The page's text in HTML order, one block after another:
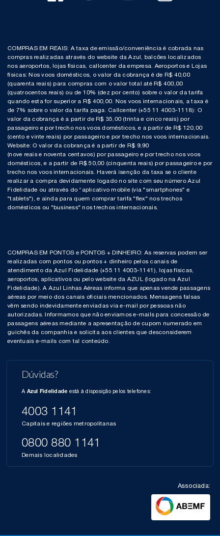
COMPRAS EM REAIS: A taxa de emissão/conveniência é cobrada nas
compras realizadas através do website da Azul, balcões localizados
nos aeroportos, lojas físicas, callcenter da empresa. Aeroportos e Lojas
físicas: Nos voos domésticos, o valor da cobrança é de R$ 40,00
(quarenta reais) para compras com o valor total até R$ 400,00
(quatrocentos reais) ou de 10% (dez por cento) sobre o valor da tarifa
quando esta for superior a R$ 400,00. Nos voos internacionais, a taxa é
de 7% sobre o valor da tarifa paga. Callcenter (+55 11 4003-1118): O
valor da cobrança é a partir de R$ 35,00 (trinta e cinco reais) por
passageiro e por trecho nos voos domésticos, e a partir de R$ 120,00
(cento e vinte reais) por passageiro e por trecho nos voos internacionais.
Website: O valor da cobrança é a partir de R$ 9,90
(nove reais e noventa centavos) por passageiro e por trecho nos voos
domésticos, e a partir de R$ 50,00 (cinquenta reais) por passageiro e por
trecho nos voos internacionais. Haverá isenção da taxa se o cliente
realizar a compra devidamente logado no site com seu número Azul
Fidelidade ou através do “aplicativo mobile (via "smartphones" e
"tablets"), e ainda para quem comprar tarifa "flex" nos trechos
domésticos ou "business" nos trechos internacionais.
COMPRAS EM PONTOS e PONTOS + DINHEIRO: As reservas podem ser
realizadas com pontos ou pontos + dinheiro pelos canais de
atendimento da Azul Fidelidade (+55 11 4003-1141), lojas físicas,
aeroportos, aplicativos ou pelo website da AZUL (logado na Azul
Fidelidade). A Azul Linhas Aéreas informa que apenas vende passagens
aéreas por meio dos canais oficiais mencionados. Mensagens falsas
vêm sendo indevidamente enviadas via e-mail por pessoas não
autorizadas. Informamos que não enviamos e-mails para concessão de
passagens aéreas mediante a apresentação de cupom numerado em
guichês da companhia e solicita aos clientes que desconsiderem
eventuais e-mails com tal conteúdo.
Dúvidas?
A Azul Fidelidade está à disposição pelos telefones:
4003 1141
Capitais e regiões metropolitanas
0800 880 1141
Demais localidades
Associada: